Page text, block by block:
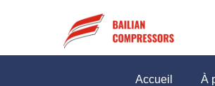
Accueil À